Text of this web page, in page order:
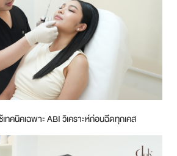
ล้า
เทคนิคเฉพาะ ABI วิเคราะห์ก่อนฉีดทุกเคส